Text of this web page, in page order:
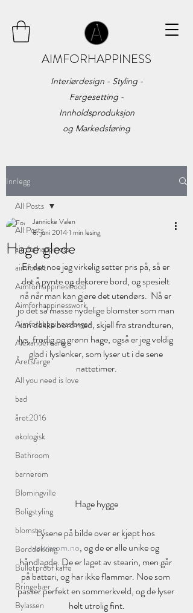
AIMFORHAPPINESS
Interiørdesign - Styling -
Fargesetting -
Innholdsproduksjon
og Markedsføring
Innlegg
All Posts
aimforhappiness
aimforart
Aimforhappinessfood
Aimforhappinesswork
Aimforhappinessfarger
Alexanderwang
Åretsfarge
All you need is love
bad
året2016
økologisk
Bathroom
barnerom
Blomingville
Boligstyling
blomster
Borddekking
Bulletproof kaffe
Bringebær
Bylassen
All Posts
Hage glede
Jannicke Valen
8. juni 20141 min lesing
Er det noe jeg virkelig setter pris på, så er
det å pynte og dekorere bord, og spesielt
nå når man kan gjøre det utendørs.  Nå er
jo det så masse nydelige blomster som man
kan dekke bord med, skjell fra strandturen,
lys, frodig og grønn hage, også er jeg veldig
glad i lyslenker, som lyser ut i de sene
nattetimer.
Hage hygge
Lysene på bilde over er kjøpt hos
vakrerom.no, og de er alle unike og
håndlagde. De er laget av stearin, men går
på batteri, og har ikke flammer. Noe som
passer perfekt en sommerkveld, og de lyser
helt utrolig fint.